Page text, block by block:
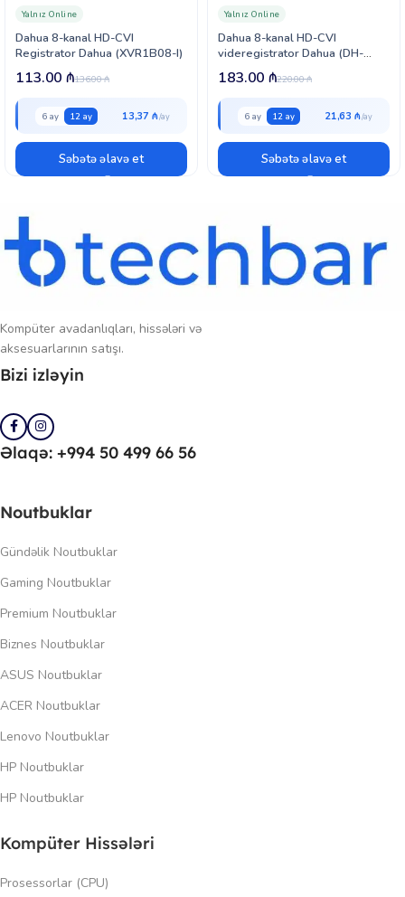
Video çıxış imkanları da olduqca güclüdür: 4K HDMI çıxışı yüksək
keyfiyyətli görüntü təqdim edir, HDMI1 və VGA çıxışlarının eyni vaxtda
işləməsi isə monitorinq çevikliyini artırır. İki RJ-45 10/100/1000 Mbps
port sabit və sürətli şəbəkə bağlantısı təmin edir. 128 uzaq bağlantı
dəstəyi sayəsində sistemə eyni anda çoxlu istifadəçi qoşula bilir
Dahua 8-kanal HD-CVI
Registrator Dahua (XVR1B08-I)
Yalnız Online
136.00₼
113.00 ₼
6 ay 12 ay 13,37 ₼
Səbətə əlavə et
Dahua 8-kanal HD-CVI
videregistrator Dahua (DH-
HCVR7208AN-4M)
Yalnız Online
220.00₼
183.00 ₼
6 ay 12 ay 21,63 ₼
Səbətə əlavə et
Kompüter avadanlıqları, hissələri və
aksesuarlarının satışı.
Bizi izləyin
Əlaqə: +994 50 499 66 56
Noutbuklar
Gündəlik Noutbuklar
Gaming Noutbuklar
Premium Noutbuklar
Biznes Noutbuklar
ASUS Noutbuklar
ACER Noutbuklar
Lenovo Noutbuklar
HP Noutbuklar
HP Noutbuklar
Kompüter Hissələri
Prosessorlar (CPU)